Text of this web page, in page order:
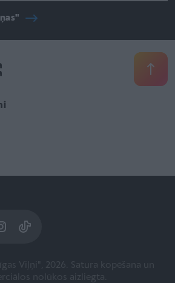
Viļņi", 2026. Satura kopēšana un
nolūkos aizliegta.